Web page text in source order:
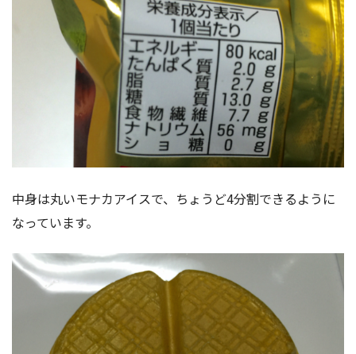
中身は丸いモナカアイスで、ちょうど4分割できるように
なっています。